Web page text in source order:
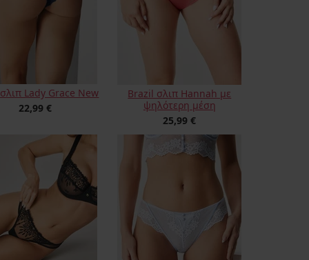
Lady Grace New
22,99 €
Brazil σλιπ Hannah με
ψηλότερη μέση
25,99 €